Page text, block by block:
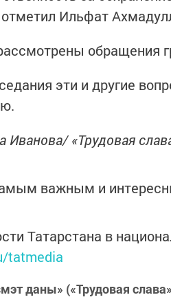
отметил Ильфат
обращения
эти и другие
Иванова/ «Трудовая
важным и
Татарстана в
tatmedia
даны» («Трудовая